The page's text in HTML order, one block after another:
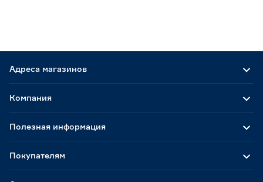
Адреса магазинов
Компания
Полезная информация
Покупателям